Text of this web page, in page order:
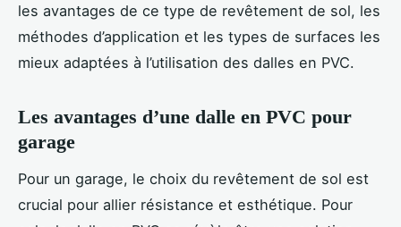
les avantages de ce type de revêtement de sol, les
méthodes d’application et les types de surfaces les
mieux adaptées à l’utilisation des dalles en PVC.
Les avantages d’une dalle en PVC pour
garage
Pour un garage, le choix du revêtement de sol est
crucial pour allier résistance et esthétique. Pour